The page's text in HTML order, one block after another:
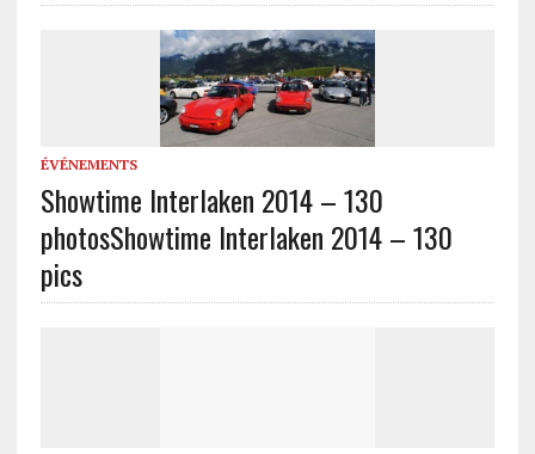
ÉVÉNEMENTS
Showtime Interlaken 2014 – 130
photosShowtime Interlaken 2014 – 130
pics